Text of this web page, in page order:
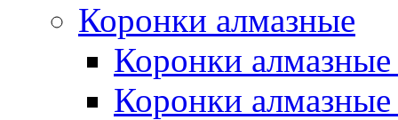
Коронки алмазные
Коронки
Коронки